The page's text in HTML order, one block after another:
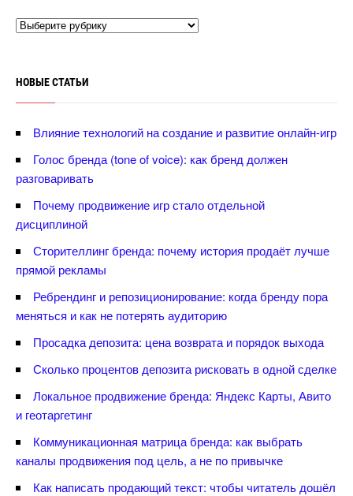
НОВЫЕ СТАТЬИ
лияние технологий на создание и развитие онлайн-игр
Голос бренда (tone of voice): как бренд должен
разговаривать
Почему продвижение игр стало отдельной
дисциплиной
Сторителлинг бренда: почему история продаёт лучше
прямой рекламы
Ребрендинг и репозиционирование: когда бренду пора
меняться и как не потерять аудиторию
Просадка депозита: цена возврата и порядок выхода
Сколько процентов депозита рисковать в одной сделке
Локальное продвижение бренда: Яндекс Карты, Авито
и геотаргетин
Коммуникационная матрица бренда: как выбрать
каналы продвижения под цель, а не по привычке
Как написать продающий текст: чтобы читатель дошёл